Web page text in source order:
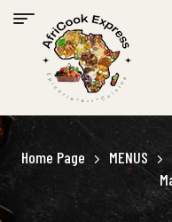
Home Page MENUS